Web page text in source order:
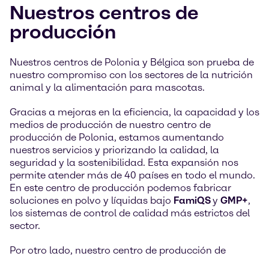
Nuestros centros de
producción
Nuestros centros de Polonia y Bélgica son prueba de
nuestro compromiso con los sectores de la nutrición
animal y la alimentación para mascotas.
Gracias a mejoras en la eficiencia, la capacidad y los
medios de producción de nuestro centro de
producción de Polonia, estamos aumentando
nuestros servicios y priorizando la calidad, la
seguridad y la sostenibilidad. Esta expansión nos
permite atender más de 40 países en todo el mundo.
En este centro de producción podemos fabricar
soluciones en polvo y líquidas bajo FamiQSy GMP+,
los sistemas de control de calidad más estrictos del
sector.
Por otro lado, nuestro centro de producción de